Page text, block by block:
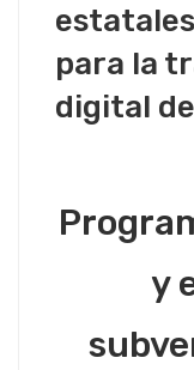
para la
digital
y